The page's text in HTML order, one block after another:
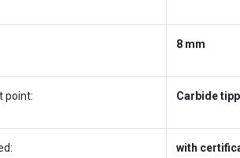
8 mm
point: Carbide
with